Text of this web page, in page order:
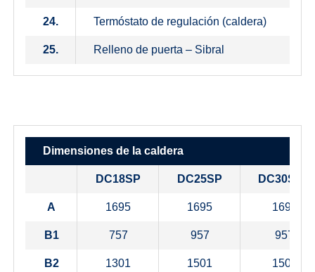
24. Termóstato de regulación (caldera)
25. Relleno de puerta – Sibral
Dimensiones de la caldera
DC18SP DC25SP DC30SPX
A 1695 1695 1695
B1 757 957 957
B2 1301 1501 1501